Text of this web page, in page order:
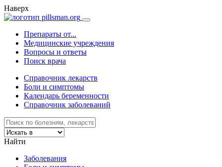
Наверх
Препараты от...
Медицинские учреждения
Вопросы и ответы
Поиск врача
Справочник лекарств
Боли и симптомы
Календарь беременности
Справочник заболеваний
Найти
Заболевания